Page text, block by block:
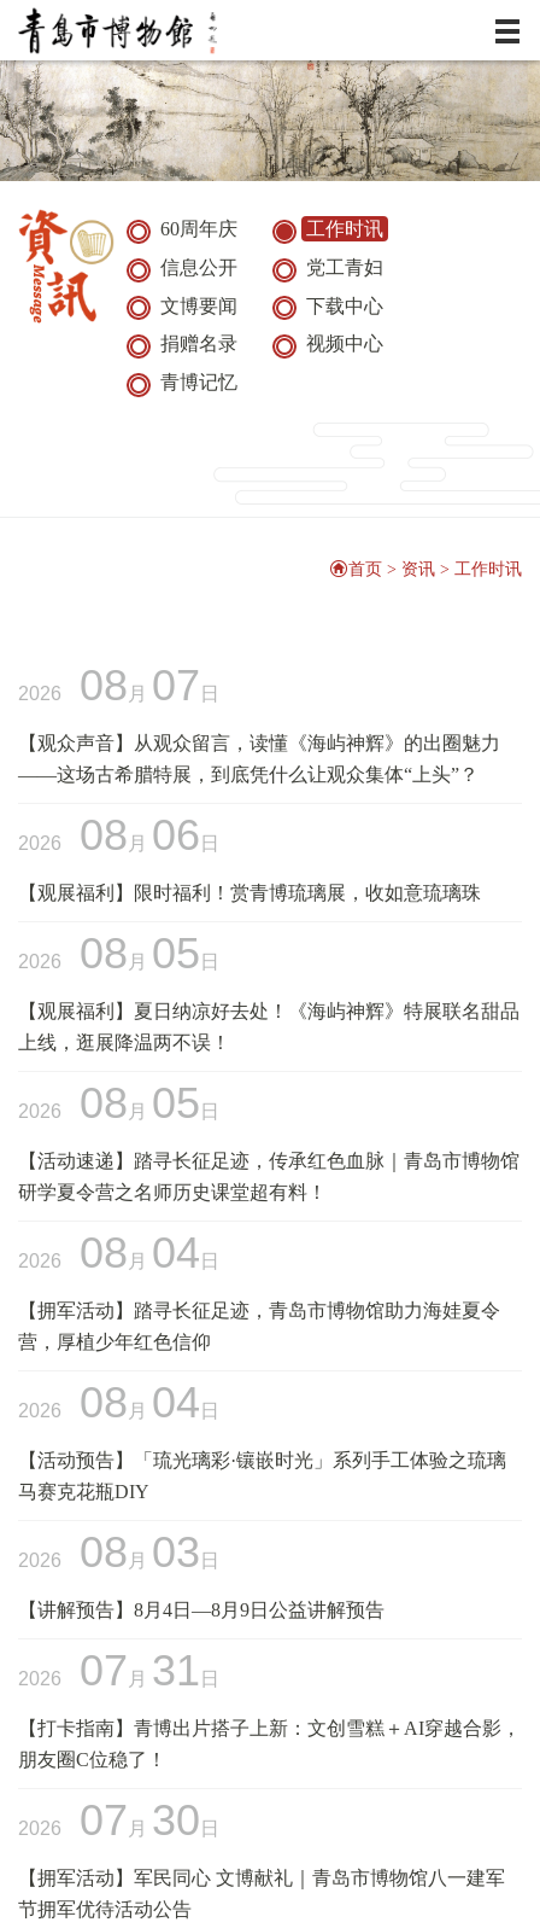
志愿报名
微青博
服务
资讯
展览
典藏
60周年庆
工作时讯
信息公开
党工青妇
文博要闻
下载中心
捐赠名录
视频中心
青博记忆
首页 > 资讯 > 工作时讯
2026 08 月 07 日
【观众声音】从观众留言，读懂《海屿神辉》的出圈魅力
——这场古希腊特展，到底凭什么让观众集体“上头”？
2026 08 月 06 日
【观展福利】限时福利！赏青博琉璃展，收如意琉璃珠
2026 08 月 05 日
【观展福利】夏日纳凉好去处！《海屿神辉》特展联名甜品
上线，逛展降温两不误！
2026 08 月 05 日
【活动速递】踏寻长征足迹，传承红色血脉｜青岛市博物馆
研学夏令营之名师历史课堂超有料！
2026 08 月 04 日
【拥军活动】踏寻长征足迹，青岛市博物馆助力海娃夏令
营，厚植少年红色信仰
2026 08 月 04 日
【活动预告】「琉光璃彩·镶嵌时光」系列手工体验之琉璃
马赛克花瓶DIY
2026 08 月 03 日
【讲解预告】8月4日—8月9日公益讲解预告
2026 07 月 31 日
【打卡指南】青博出片搭子上新：文创雪糕＋AI穿越合影，
朋友圈C位稳了！
2026 07 月 30 日
【拥军活动】军民同心 文博献礼｜青岛市博物馆八一建军
节拥军优待活动公告